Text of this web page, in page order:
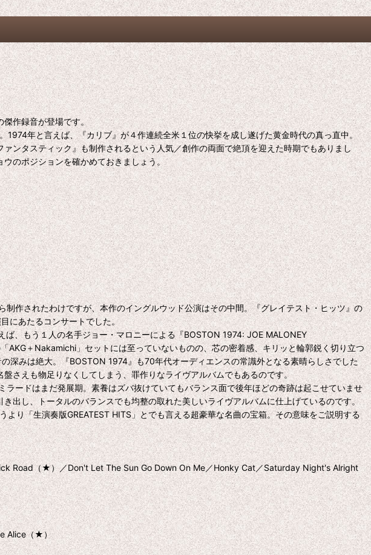
作録音が登場です。
年と言えば、『カリブ』が４作連続全米１位の快挙を成し遂げた黄金時代の真っ直中。
ンタスティック』も制作されるという人気／創作の両面で絶頂を迎えた時期でもありまし
のポジションを確かめておきましょう。
作されたわけですが、本作のイングルウッド公演はその中間。『グレイテスト・ヒッツ』の
にあたるコンサートでした。
、もう１人の名手ジョー・マロニーによる『BOSTON 1974: JOE MALONEY
＋Nakamichi」セットには至っていないものの、芯の密着感、キリッと輪郭鋭く切り立つ
みは絶大。『BOSTON 1974』も70年代オーディエンスの常識外となる素晴らしさでした
さえも物足りなくしてしまう、罪作りなライヴアルバムでもあるのです。
ードはまだ発展期。素養はズバ抜けていてもバランス面で後年ほどの奇跡は起こせていませ
出し、トータルのバランスでも均整の取れた美しいライヴアルバムに仕上げているのです。
「生演奏版GREATEST HITS」とでも言える超豪華な名曲の宝箱。その意味をご説明する
Road（★）／Don't Let The Sun Go Down On Me／Honky Cat／Saturday Night's Alright
Alice（★）